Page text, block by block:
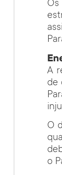
A
de
O
o